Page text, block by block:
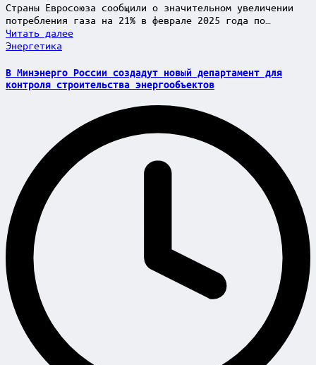
Страны Евросоюза сообщили о значительном увеличении
потребления газа на 21% в феврале 2025 года по…
Читать далее
Posted
Энергетика
В Минэнерго России создадут новый департамент для
контроля строительства энергообъектов